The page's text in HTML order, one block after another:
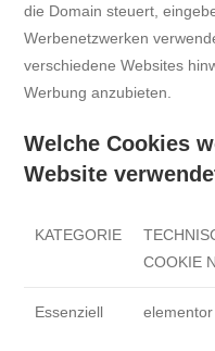
die Domain steuert,
Werbenetzwerken
verschiedene Websites
Werbung anzubieten.
Welche Cookies
Website
KATEGORIE
COOKIE
Essenziell elementor